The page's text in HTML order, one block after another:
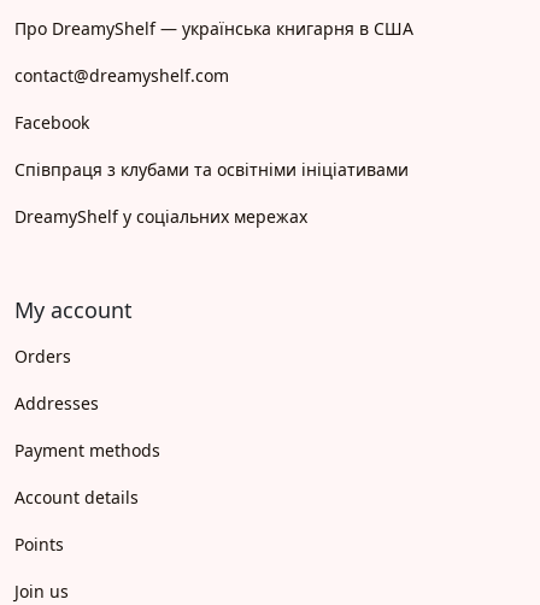
Про DreamyShelf — українська книгарня в США
contact@dreamyshelf.com
Facebook
Співпраця з клубами та освітніми ініціативами
DreamyShelf у соціальних мережах
My account
Orders
Addresses
Payment methods
Account details
Points
Join us